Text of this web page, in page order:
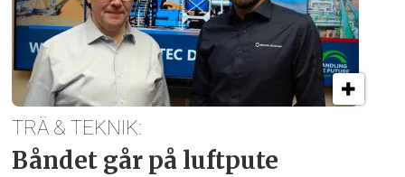
TRÄ & TEKNIK:
Båndet går på luftpute